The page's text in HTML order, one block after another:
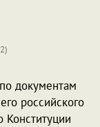
документам
российского
Конституции